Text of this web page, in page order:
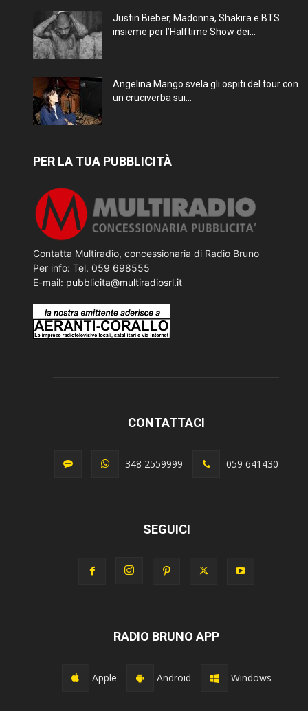
Justin Bieber, Madonna, Shakira e BTS
insieme per l’Halftime Show dei...
Angelina Mango svela gli ospiti del tour con
un cruciverba sui...
PER LA TUA PUBBLICITÀ
Contatta Multiradio, concessionaria di Radio Bruno
Per info: Tel. 059 698555
E-mail: pubblicita@multiradiosrl.it
CONTATTACI
348 2559999 059 641430
SEGUICI
RADIO BRUNO APP
Apple Android Windows